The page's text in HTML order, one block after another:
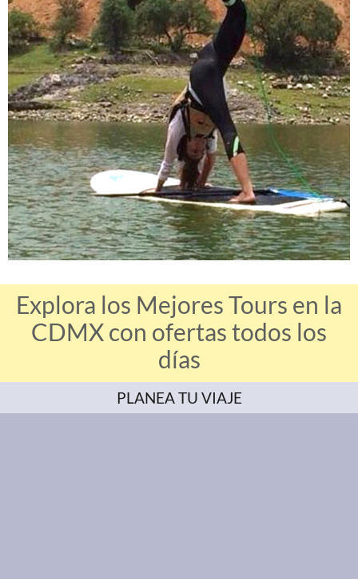
Explora los Mejores Tours en la
CDMX con ofertas todos los
días
PLANEA TU VIAJE